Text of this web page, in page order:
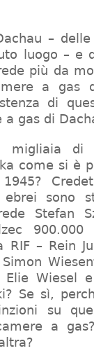
–
luogo – e
più da
a gas
di
gas di
migliaia di
come si è
sono
Stefan
– Rein
Elie Wiesel
Se sì,
su
a